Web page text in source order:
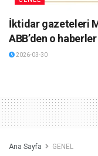
İktidar gazeteleri
ABB’den o
2026-03-30
Ana Sayfa GENEL